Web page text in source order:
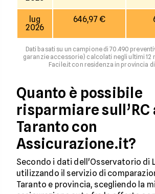
lug
2026
646,97 €
Dati basati su un campione di 70.490
garanzie accessorie) calcolati negli ultimi 12
Facile.it con residenza in provincia
Quanto è possibile
risparmiare sull’RC
Taranto con
Assicurazione.it?
Secondo i dati dell'Osservatorio di
utilizzando il servizio di
Taranto e provincia, scegliendo la